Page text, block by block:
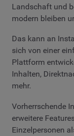
Landschaft und
modern bleiben
Das kann an
sich von einer
Plattform
Inhalten,
mehr.
Vorherrschende
erweitere
Einzelpersonen